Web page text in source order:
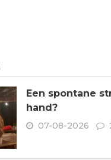
Een spontane
hand?
07-08-2026